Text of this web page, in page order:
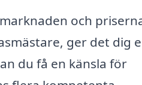
och
ger det dig
du få en känsla för